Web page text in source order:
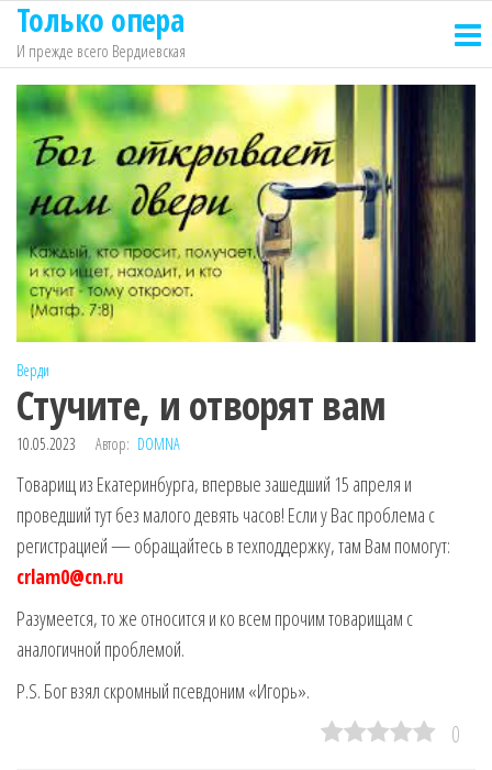
Перейти
содержимому
Только опера
И прежде всего Вердиевская
Верди
Стучите, и отворят вам
10.05.2023 Автор: DOMNA
Товарищ из Екатеринбурга, впервые зашедший 15 апреля и
проведший тут без малого девять часов! Если у Вас проблема с
регистрацией — обращайтесь в техподдержку, там Вам помогут:
crlam0@cn.ru
Разумеется, то же относится и ко всем прочим товарищам с
аналогичной проблемой.
P.S. Бог взял скромный псевдоним «Игорь».
0